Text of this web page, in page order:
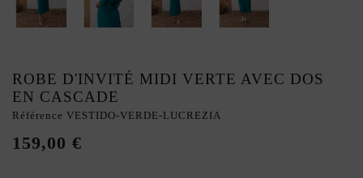
ROBE D'INVITÉ MIDI VERTE AVEC DOS
EN CASCADE
Référence VESTIDO-VERDE-LUCREZIA
159,00 €